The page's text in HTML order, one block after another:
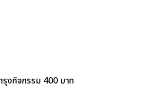
รุงกิจกรรม 400 บาท